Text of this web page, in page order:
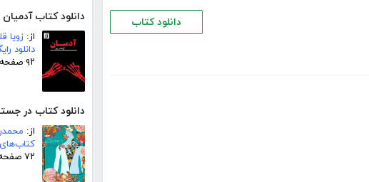
دانلود کتاب آدمیان
از: زویا
دانلود
۹۲ صفحه
دانلود کتاب در
از:
۷۲ صفحه
دانلود کتاب